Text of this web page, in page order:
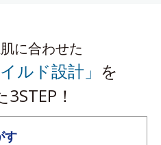
に合わせた
ルド設計」 を
！
す